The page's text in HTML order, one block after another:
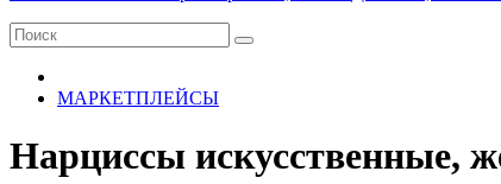
МАРКЕТПЛЕЙСЫ
Нарциссы искусственные,